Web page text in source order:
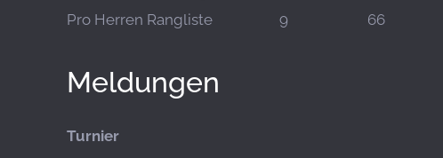
Pro Herren Rangliste
9 66
Meldungen
Turnier